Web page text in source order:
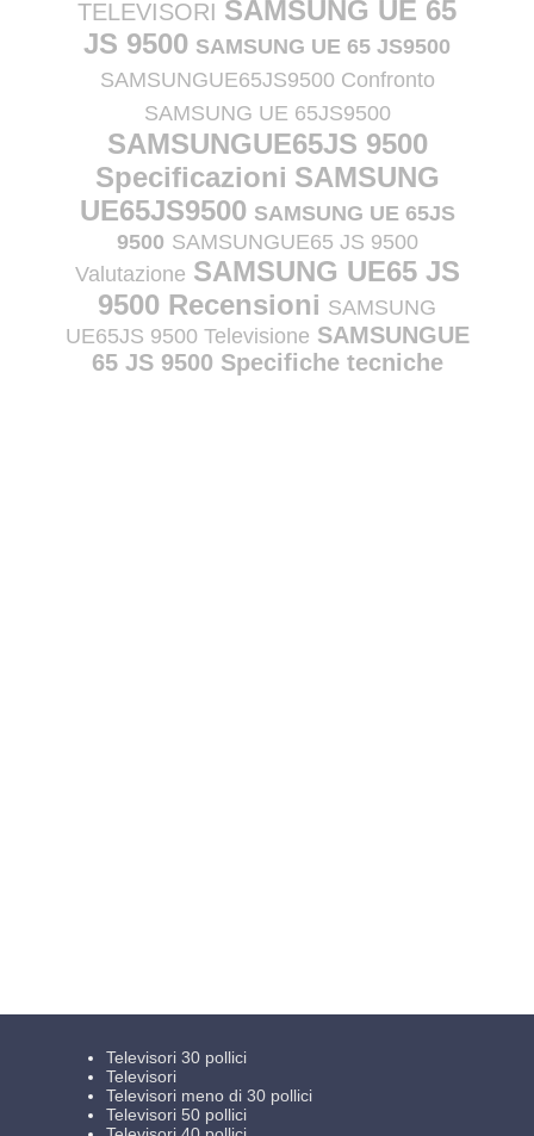
TELEVISORI SAMSUNG UE 65
JS 9500 SAMSUNG UE 65 JS9500
SAMSUNGUE65JS9500 Confronto
SAMSUNG UE 65JS9500
SAMSUNGUE65JS 9500
Specificazioni SAMSUNG
UE65JS9500 SAMSUNG UE 65JS
9500 SAMSUNGUE65 JS 9500
Valutazione SAMSUNG UE65 JS
9500 Recensioni SAMSUNG
UE65JS 9500 Televisione SAMSUNGUE
65 JS 9500 Specifiche tecniche
Televisori 30 pollici
Televisori
Televisori meno di 30 pollici
Televisori 50 pollici